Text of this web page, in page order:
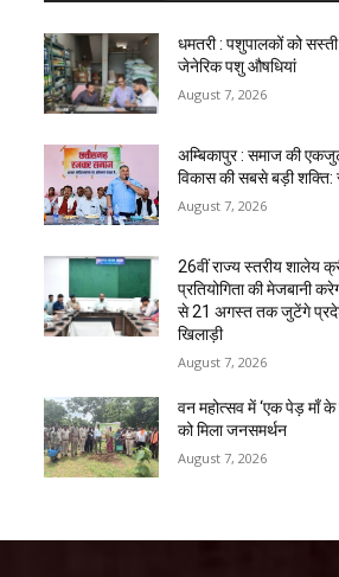
धमतरी : पशुपालकों को सस्ती
जेनेरिक पशु औषधियां
August 7, 2026
अम्बिकापुर : समाज की
विकास की सबसे बड़ी
August 7, 2026
26वीं राज्य स्तरीय शालेय
प्रतियोगिता की मेजबानी
से 21 अगस्त तक जुटेंगे
खिलाड़ी
August 7, 2026
वन महोत्सव में ‘एक पेड़ माँ के
को मिला जनसमर्थन
August 7, 2026